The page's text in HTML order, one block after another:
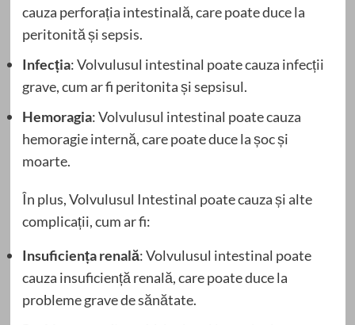
cauza perforația intestinală, care poate duce la
peritonită și sepsis.
Infecția: Volvulusul intestinal poate cauza infecții
grave, cum ar fi peritonita și sepsisul.
Hemoragia: Volvulusul intestinal poate cauza
hemoragie internă, care poate duce la șoc și
moarte.
În plus, Volvulusul Intestinal poate cauza și alte
complicații, cum ar fi:
Insuficiența renală: Volvulusul intestinal poate
cauza insuficiență renală, care poate duce la
probleme grave de sănătate.